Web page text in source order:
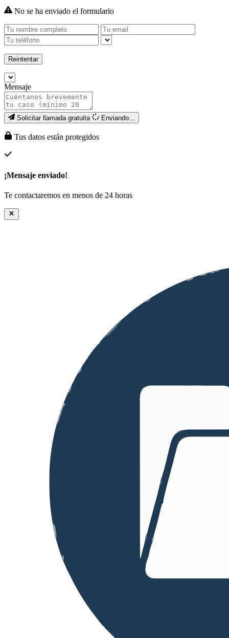
No se ha enviado el formulario
Reintentar
Mensaje
Solicitar llamada gratuita Enviando...
Tus datos están protegidos
¡Mensaje enviado!
Te contactaremos en menos de 24 horas